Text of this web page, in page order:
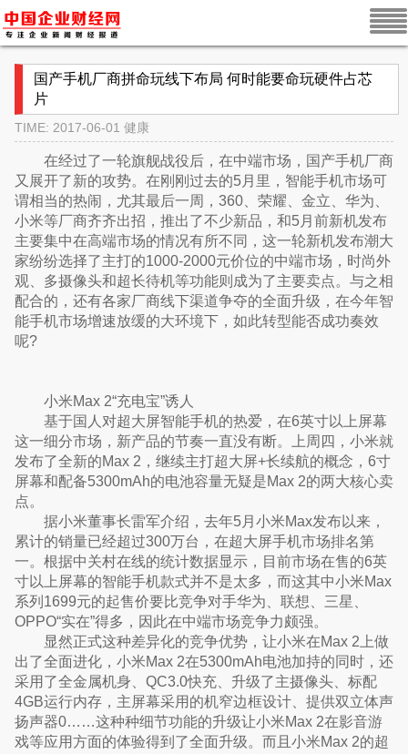
国产手机厂商拼命玩线下布局 何时能要命玩硬件占芯
片
TIME: 2017-06-01 健康
在经过了一轮旗舰战役后，在中端市场，国产手机厂商
又展开了新的攻势。在刚刚过去的5月里，智能手机市场可
谓相当的热闹，尤其最后一周，360、荣耀、金立、华为、
小米等厂商齐齐出招，推出了不少新品，和5月前新机发布
主要集中在高端市场的情况有所不同，这一轮新机发布潮大
家纷纷选择了主打的1000-2000元价位的中端市场，时尚外
观、多摄像头和超长待机等功能则成为了主要卖点。与之相
配合的，还有各家厂商线下渠道争夺的全面升级，在今年智
能手机市场增速放缓的大环境下，如此转型能否成功奏效
呢?
小米Max 2“充电宝”诱人
基于国人对超大屏智能手机的热爱，在6英寸以上屏幕
这一细分市场，新产品的节奏一直没有断。上周四，小米就
发布了全新的Max 2，继续主打超大屏+长续航的概念，6寸
屏幕和配备5300mAh的电池容量无疑是Max 2的两大核心卖
点。
据小米董事长雷军介绍，去年5月小米Max发布以来，
累计的销量已经超过300万台，在超大屏手机市场排名第
一。根据中关村在线的统计数据显示，目前市场在售的6英
寸以上屏幕的智能手机款式并不是太多，而这其中小米Max
系列1699元的起售价要比竞争对手华为、联想、三星、
OPPO“实在”得多，因此在中端市场竞争力颇强。
显然正式这种差异化的竞争优势，让小米在Max 2上做
出了全面进化，小米Max 2在5300mAh电池加持的同时，还
采用了全金属机身、QC3.0快充、升级了主摄像头、标配
4GB运行内存，主屏幕采用的机窄边框设计、提供双立体声
扬声器0……这种种细节功能的升级让小米Max 2在影音游
戏等应用方面的体验得到了全面升级。而且小米Max 2的超